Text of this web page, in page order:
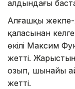
алдындағы
Алғашқы жекпе-
қаласынан
өкілі Максим
жетті.
озып, шынайы
жетті.